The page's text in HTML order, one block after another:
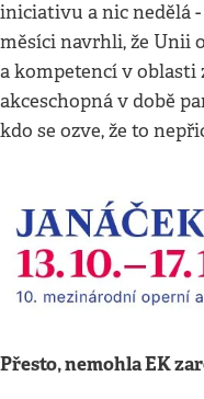
iniciativu a nic nedělá
měsíci navrhli, že Unii
a kompetencí v
akceschopná v době
kdo se ozve, že to
Přesto, nemohla EK